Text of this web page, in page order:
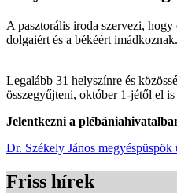
A pasztorális iroda szervezi,
dolgaiért és a békéért imádkoznak.
Legalább 31 helyszínre és
összegyűjteni, október 1-jétől el
Jelentkezni a
Dr. Székely János megyéspüspök
Friss hírek